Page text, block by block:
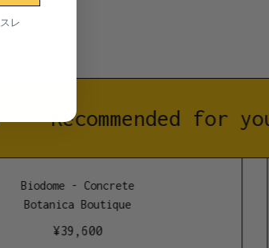
Recommended for you
Biodome - Concrete
Botanica Boutique
39,600
レ